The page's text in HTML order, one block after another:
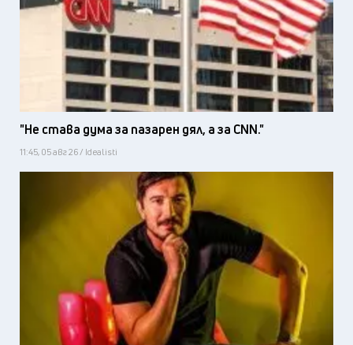
"Не става дума за пазарен дял, а за CNN."
11:45, 05 авг 26 / Idealisti